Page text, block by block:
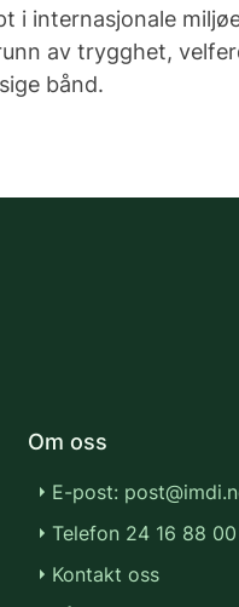
i internasjonale
av trygghet,
bånd.
Om oss
E-post:
Telefon 24 16 88 00
Kontakt oss